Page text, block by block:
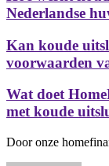
Nederlandse
Kan koude
voorwaarden
Wat doet
met koude
Door onze